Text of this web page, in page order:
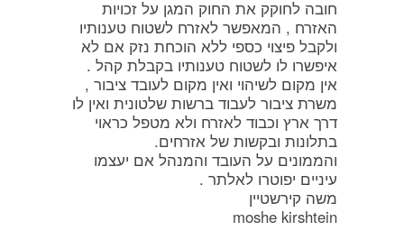
חובה לחוקק את החוק המגן על זכויות
האזרח , המאפשר לאזרח לשטוח טענותיו
ולקבל פיצוי כספי ללא הוכחת נזק אם לא
איפשרו לו לשטוח טענותיו בקבלת קהל .
אין מקום לשיהוי ואין מקום לעובד ציבור ,
משרת ציבור לעבוד ברשות שלטונית ואין לו
דרך ארץ וכבוד לאזרח ולא מטפל כראוי
בתלונות ובקשות של אזרחים.
והממונים על העובד והמנהל אם יעצמו
עיניים יפוטרו לאלתר .
משה קירשטיין
moshe kirshtein